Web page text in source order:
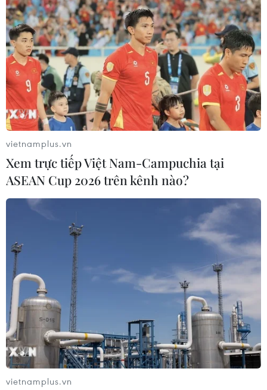
Đưa 8 thuyền viên trên tàu cá bị hỏng máy
trên biển vào bờ an toàn
05/01/2019 09:00
Sau 2 ngày đi trong bão, lúc 10 giờ ngày 5/1, tàu KN
269 đã đưa tàu cá BL 93222 TS, bị hỏng máy trôi dạt
trên biển, cập cảng Côn Đảo an toàn.
Tìm thấy thi thể thuyền trưởng trong vụ
chìm tàu tại vùng biển Hạ Long
vietnamplus.vn
Xem trực tiếp Việt Nam-Campuchia tại
ASEAN Cup 2026 trên kênh nào?
vietnamplus.vn